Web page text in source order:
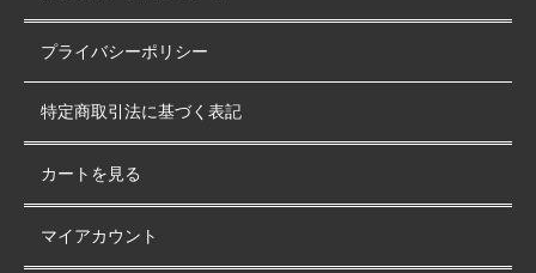
プライバシーポリシー
特定商取引法に基づく表記
カートを見る
マイアカウント